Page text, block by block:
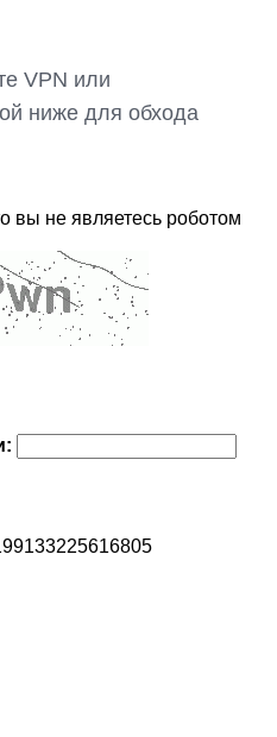
VPN или
ниже для обхода
вы не являетесь роботом